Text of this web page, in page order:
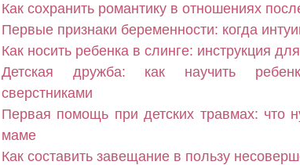
Как сохранить романтику в отношениях
Первые признаки беременности: когда
Как носить ребенка в слинге: инструкция
Детская дружба: как научить
сверстниками
Первая помощь при детских травмах: что
маме
Как составить завещание в пользу